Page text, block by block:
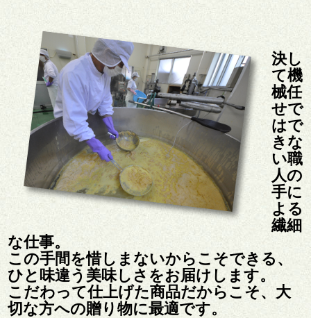
決し
て機
械任
せで
はで
きな
い職
人の
手に
よる
繊細
な仕事。
この手間を惜しまないからこそできる、
ひと味違う美味しさをお届けします。
こだわって仕上げた商品だからこそ、大
切な方への贈り物に最適です。